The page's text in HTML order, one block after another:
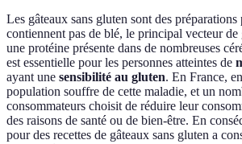
Les gâteaux sans gluten sont des préparations
contiennent pas de blé, le principal vecteur
une protéine présente dans de nombreuses
est essentielle pour les personnes atteintes de
ayant une sensibilité au gluten. En France,
population souffre de cette maladie, et un
consommateurs choisit de réduire leur
des raisons de santé ou de bien-être. En
pour des recettes de gâteaux sans gluten a